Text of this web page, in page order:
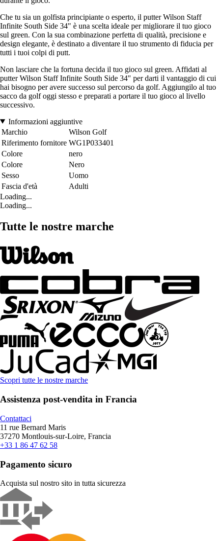
Che tu sia un golfista principiante o esperto, il putter Wilson Staff
Infinite South Side 34" è una scelta ideale per migliorare il tuo gioco
sul green. Con la sua combinazione perfetta di qualità, precisione e
design elegante, è destinato a diventare il tuo strumento di fiducia per
tutti i tuoi colpi di putt.
Non lasciare che la fortuna decida il tuo gioco sul green. Affidati al
putter Wilson Staff Infinite South Side 34" per darti il vantaggio di cui
hai bisogno per avere successo sul percorso da golf. Aggiungilo al tuo
sacco da golf oggi stesso e preparati a portare il tuo gioco al livello
successivo.
Informazioni aggiuntive
Marchio
Wilson Golf
Riferimento fornitore WG1P033401
Colore
nero
Colore
Nero
Sesso
Uomo
Fascia d'età
Adulti
Loading...
Loading...
Tutte le nostre marche
Scopri tutte le nostre marche
Assistenza post-vendita in Francia
Contattaci
11 rue Bernard Maris
37270 Montlouis-sur-Loire, Francia
+33 1 86 47 62 58
Pagamento sicuro
Acquista sul nostro sito in tutta sicurezza